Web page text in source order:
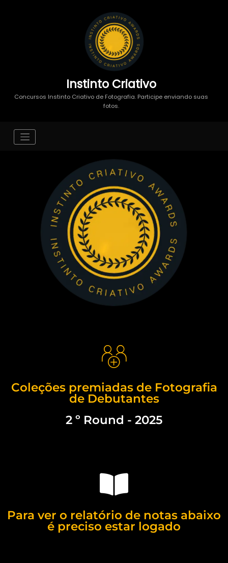
Instinto Criativo
Concursos Instinto Criativo de Fotografia. Participe enviando suas
fotos.
Coleções premiadas de Fotografia
de Debutantes
2 º Round - 2025
Para ver o relatório de notas abaixo
é preciso estar logado